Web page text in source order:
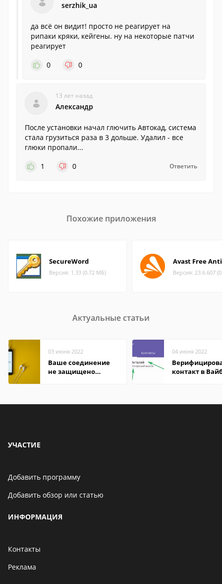
serzhik_ua
да всё он видит! просто не реагирует на
рипаки кряки, кейгены. ну на некоторые патчи
реагирует
0
0
13 лет назад
Александр
После установки начал глючить Автокад, система
стала грузиться раза в 3 дольше. Удалил - все
глюки пропали...
1
0 Ответить
Похожие приложения
SecureWord
Версия: 1.33 (0.72 МБ)
Avast Free
Версия: 23.6.607
Актуальные статьи
03 июня 2022
Ваше соединение
не защищено
04 июня 2022
контакт в
УЧАСТИЕ
Добавить программу
Добавить обзор или статью
ИНФОРМАЦИЯ
Контакты
Реклама